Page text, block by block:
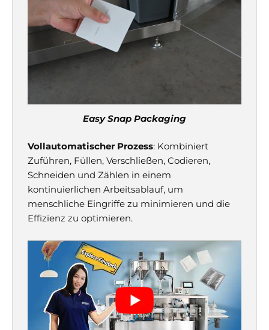
Easy Snap Packaging
Vollautomatischer Prozess: Kombiniert
Zuführen, Füllen, Verschließen, Codieren,
Schneiden und Zählen in einem
kontinuierlichen Arbeitsablauf, um
menschliche Eingriffe zu minimieren und die
Effizienz zu optimieren.